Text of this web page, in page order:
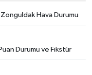
Zonguldak Hava Durumu
Durumu ve Fikstür